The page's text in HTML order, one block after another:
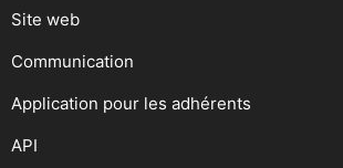
Site web
Communication
Application pour les adhérents
API